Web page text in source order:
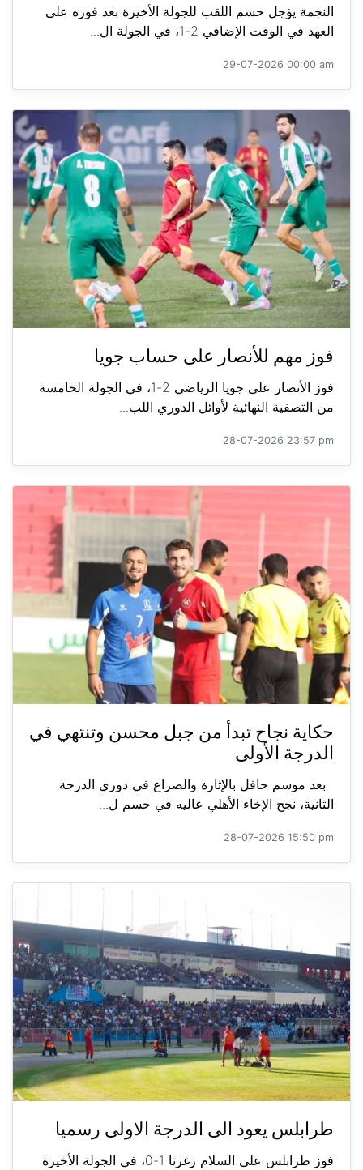
النجمة يؤجل حسم اللقب للجولة الأخيرة بعد فوزه على
العهد في الوقت الإضافي 2-1، في الجولة ال...
29-07-2026 00:00 am
فوز مهم للأنصار على حساب جويا
فوز الأنصار على جويا الرياضي 2-1، في الجولة الخامسة
من التصفية النهائية لأوائل الدوري اللب...
28-07-2026 23:57 pm
حكاية نجاح تبدأ من جبل محسن وتنتهي في
الدرجة الأولى
بعد موسم حافل بالإثارة والصراع في دوري الدرجة
الثانية، نجح الإخاء الأهلي عاليه في حسم ل...
28-07-2026 15:50 pm
طرابلس يعود الى الدرجة الاولى رسميا
فوز طرابلس على السلام زغرتا 1-0، في الجولة الأخيرة